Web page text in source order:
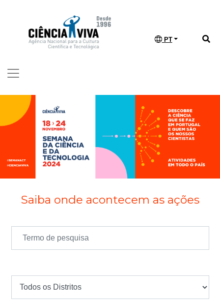
PT
Saiba onde acontecem as ações